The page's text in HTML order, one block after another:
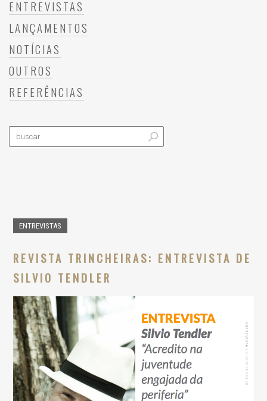
ENTREVISTAS
LANÇAMENTOS
NOTÍCIAS
OUTROS
REFERÊNCIAS
ENTREVISTAS
REVISTA TRINCHEIRAS: ENTREVISTA DE
SILVIO TENDLER